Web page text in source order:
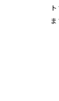
ま